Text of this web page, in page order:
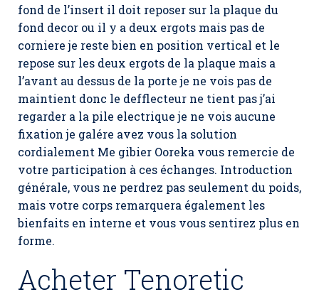
fond de l’insert il doit reposer sur la plaque du
fond decor ou il y a deux ergots mais pas de
corniere je reste bien en position vertical et le
repose sur les deux ergots de la plaque mais a
l’avant au dessus de la porte je ne vois pas de
maintient donc le defflecteur ne tient pas j’ai
regarder a la pile electrique je ne vois aucune
fixation je galére avez vous la solution
cordialement Me gibier Ooreka vous remercie de
votre participation à ces échanges. Introduction
générale, vous ne perdrez pas seulement du poids,
mais votre corps remarquera également les
bienfaits en interne et vous vous sentirez plus en
forme.
Acheter Tenoretic